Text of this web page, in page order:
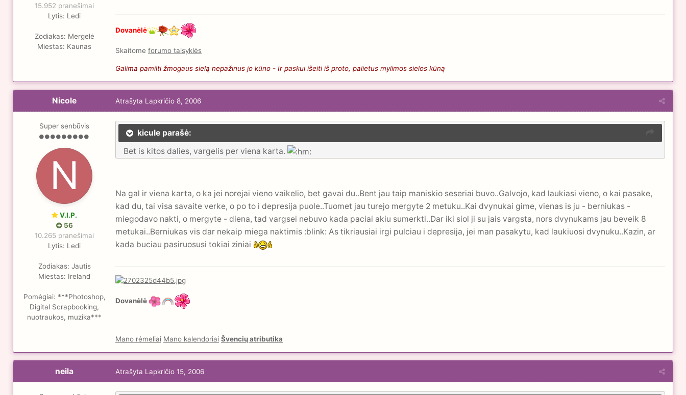
15.952 pranešimai
Lytis: Ledi
Zodiakas: Mergelė
Miestas: Kaunas
Dovanėlė
Skaitome forumo taisyklės
Galima pamilti žmogaus sielą nepažinus jo kūno - Ir paskui išeiti iš proto, palietus mylimos sielos kūną
Nicole
Super senbūvis
V.I.P.
56
10.265 pranešimai
Lytis: Ledi
Zodiakas: Jautis
Miestas: Ireland
Pomėgiai: ***Photoshop,
Digital Scrapbooking,
nuotraukos, muzika***
Atrašyta Lapkričio 8, 2006
kicule parašė:
Bet is kitos dalies, vargelis per viena karta.
Na gal ir viena karta, o ka jei norejai vieno vaikelio, bet gavai du..Bent jau taip maniskio seseriai buvo..Galvojo, kad laukiasi vieno, o kai pasake,
kad du, tai visa savaite verke, o po to i depresija puole..Tuomet jau turejo mergyte 2 metuku..Kai dvynukai gime, vienas is ju - berniukas -
miegodavo nakti, o mergyte - diena, tad vargsei nebuvo kada paciai akiu sumerkti..Dar iki siol ji su jais vargsta, nors dvynukams jau beveik 8
metukai..Berniukas vis dar nekaip miega naktimis :blink: As tikriausiai irgi pulciau i depresija, jei man pasakytu, kad laukiuosi dvynuku..Kazin, ar
kada buciau pasiruosusi tokiai ziniai
Dovanėlė
Mano rėmeliai Mano kalendoriai Švencių atributika
neila Atrašyta Lapkričio 15, 2006